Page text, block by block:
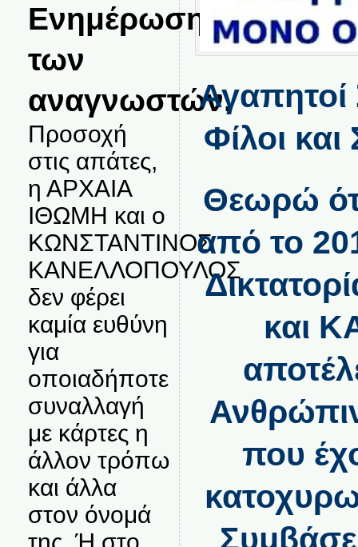
Ενημέρωση
των
αναγνωστών.
Προσοχή
στις απάτες,
η ΑΡΧΑΙΑ
ΙΘΩΜΗ και ο
ΚΩΝΣΤΑΝΤΙΝΟΣ
ΚΑΝΕΛΛΟΠΟΥΛΟΣ
δεν φέρει
καμία ευθύνη
για
οποιαδήποτε
συναλλαγή
με κάρτες η
άλλον τρόπω
και άλλα
στον όνομά
Αγαπητοί
Φίλοι
Θεωρώ
από το
και
που